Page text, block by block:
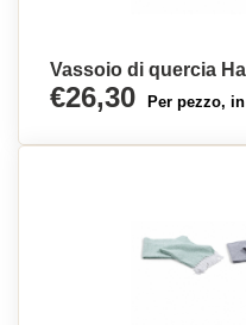
Vassoio di quercia
€26,30 Per pezzo,